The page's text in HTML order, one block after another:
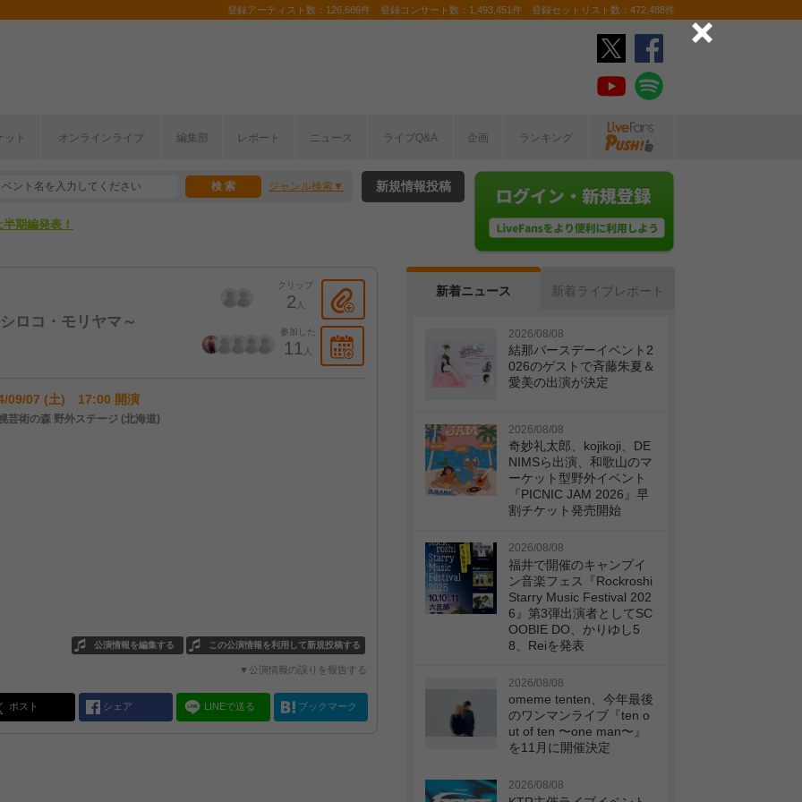
登録アーティスト数：126,686件 登録コンサート数：1,493,451件 登録セットリスト数：472,488件
ット オンラインライブ 編集部 レポート ニュース ライブQ&A 企画 ランキング
ジャンル検索
こから！
期編発表！
新規情報投稿
ロコ・モリヤマ～
クリップ
2 人
参加した
11 人
09/07 (土) 17:00 開演
芸術の森 野外ステージ (北海道)
この公演情報を利用して新規投稿する
公演情報を編集する
▼公演情報の誤りを報告する
ポスト シェア LINEで送る ブックマーク
新着ニュース 新着ライブレポート
2026/08/08
結那バースデーイベント2
026のゲストで斉藤朱夏＆
愛美の出演が決定
2026/08/08
奇妙礼太郎、kojikoji、DE
NIMSら出演、和歌山のマ
ーケット型野外イベント
『PICNIC JAM 2026』早
割チケット発売開始
2026/08/08
福井で開催のキャンプイ
ン音楽フェス『Rockroshi
Starry Music Festival 202
6』第3弾出演者としてSC
OOBIE DO、かりゆし5
8、Reiを発表
2026/08/08
omeme tenten、今年最後
のワンマンライブ『ten o
ut of ten 〜one man〜』
を11月に開催決定
2026/08/08